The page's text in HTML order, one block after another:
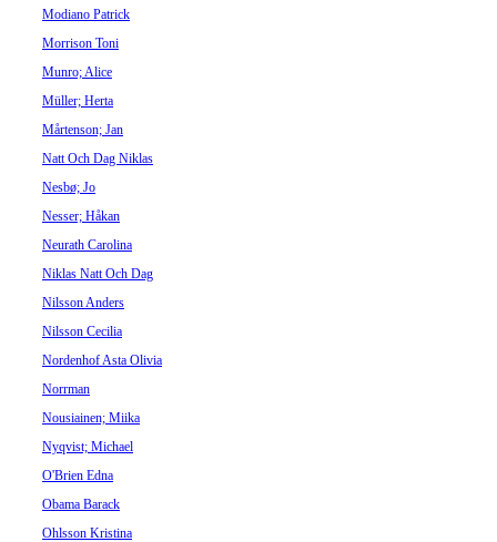
Modiano Patrick
Morrison Toni
Munro; Alice
Müller; Herta
Mårtenson; Jan
Natt Och Dag Niklas
Nesbø; Jo
Nesser; Håkan
Neurath Carolina
Niklas Natt Och Dag
Nilsson Anders
Nilsson Cecilia
Nordenhof Asta Olivia
Norrman
Nousiainen; Miika
Nyqvist; Michael
O'Brien Edna
Obama Barack
Ohlsson Kristina